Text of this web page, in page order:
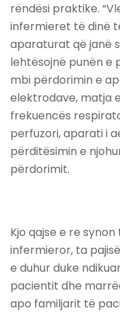
rëndësi praktike.
infermieret të dinë
aparaturat që janë
lehtësojnë punën e
mbi përdorimin e
elektrodave, matja
frekuencës
perfuzori, aparati i
përditësimin e
përdorimit.
Kjo qajse e re
infermieror, ta
e duhur duke
pacientit dhe
apo familjarit të